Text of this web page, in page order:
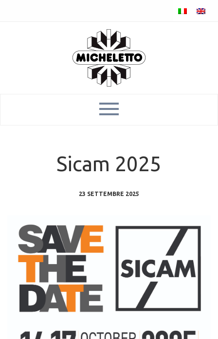
Sicam 2025
23 SETTEMBRE 2025